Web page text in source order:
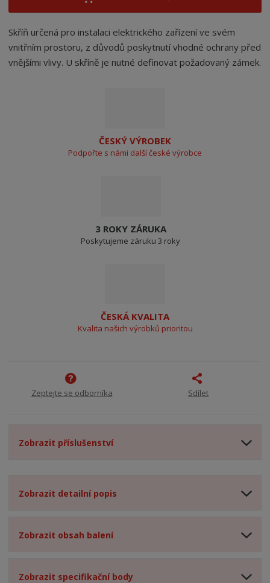
Skříň určená pro instalaci elektrického zařízení ve svém
vnitřním prostoru, z důvodů poskytnutí vhodné ochrany před
vnějšími vlivy. U skříně je nutné definovat požadovaný zámek.
ČESKÝ VÝROBEK
Podpořte s námi další české výrobce
3 ROKY ZÁRUKA
Poskytujeme záruku 3 roky
ČESKÁ KVALITA
Kvalita našich výrobků prioritou
Zeptejte se odborníka Sdílet
Zobrazit příslušenství
Zobrazit detailní popis
Zobrazit obsah balení
Zobrazit specifikační body